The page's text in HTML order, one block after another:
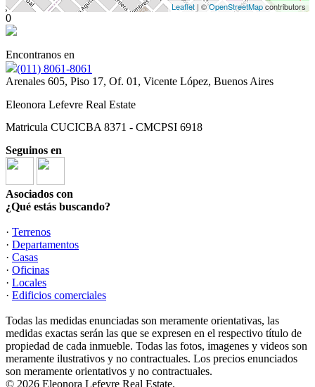
Leaflet | ©OpenStreetMapcontributors
0
Encontranos en
(011) 8061-8061
Arenales 605, Piso 17, Of. 01, Vicente López, Buenos Aires
Eleonora Lefevre Real Estate
Matricula CUCICBA 8371 - CMCPSI 6918
Seguinos en
Asociados con
¿Qué estás buscando?
· Terrenos
· Departamentos
· Casas
· Oficinas
· Locales
· Edificios comerciales
Todas las medidas enunciadas son meramente orientativas, las
medidas exactas serán las que se expresen en el respectivo título de
propiedad de cada inmueble. Todas las fotos, imagenes y videos son
meramente ilustrativos y no contractuales. Los precios enunciados
son meramente orientativos y no contractuales.
© 2026 Eleonora Lefevre Real Estate.